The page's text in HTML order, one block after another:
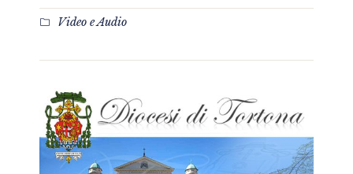
Video e Audio